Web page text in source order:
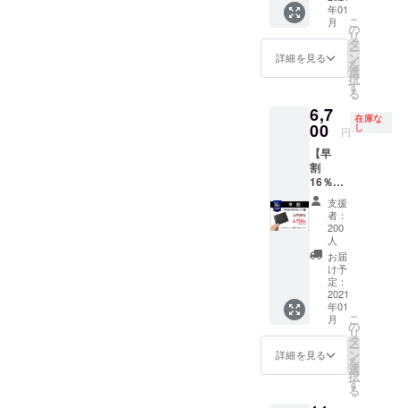
なる場
合がご
す。ご
了承く
込） ・
送料込
みの価
格とな
1月下旬
頃のお
届け予
定で
す。 ・
一部の
デザイ
ン、仕
様につ
きまし
ては予
告なく
変更に
なる場
合がご
ざいま
了承く
ださ
トップ
グレイ
ンレ
ザー or
びくだ
さい。
・一般
販売予
定価格
7,980円
→6,380
円（税
込） ・
送料込
みの価
格とな
りま
す。 ・
2021年
1月下旬
届け予
定で
年01
月
詳細を見る
こ
の
リ
タ
ー
ン
を
選
択
す
る
6,7
00 円
在庫な
し
【早
割
16％OF
F 先着
200名
様】
「Ideka
Bifold」
1個をお
届けし
ます。
トップ
グレイ
ンレ
ザー or
支援
者：
200
人
お届
け予
定：
2021
年01
月
詳細を見る
こ
の
リ
タ
ー
ン
を
選
択
す
る